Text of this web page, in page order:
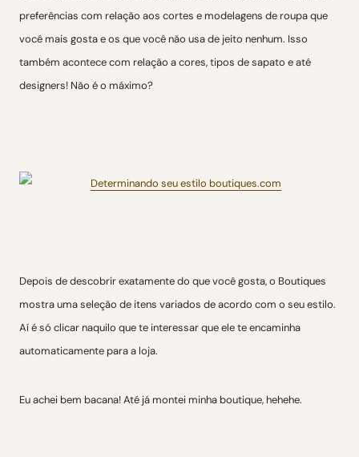
preferências com relação aos cortes e modelagens de roupa que
você mais gosta e os que você não usa de jeito nenhum. Isso
também acontece com relação a cores, tipos de sapato e até
designers! Não é o máximo?
Depois de descobrir exatamente do que você gosta, o Boutiques
mostra uma seleção de itens variados de acordo com o seu estilo.
Aí é só clicar naquilo que te interessar que ele te encaminha
automaticamente para a loja.
Eu achei bem bacana! Até já montei minha boutique, hehehe.